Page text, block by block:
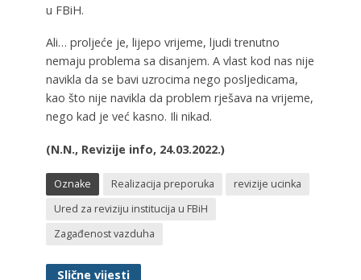
u FBiH.
Ali… proljeće je, lijepo vrijeme, ljudi trenutno
nemaju problema sa disanjem. A vlast kod nas nije
navikla da se bavi uzrocima nego posljedicama,
kao što nije navikla da problem rješava na vrijeme,
nego kad je već kasno. Ili nikad.
(N.N., Revizije info, 24.03.2022.)
Oznake Realizacija preporuka
revizije ucinka
Ured za reviziju institucija u FBiH
Zagađenost vazduha
Slične vijesti